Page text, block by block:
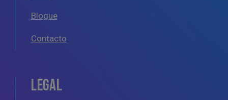
Blogue
Contacto
LEGAL